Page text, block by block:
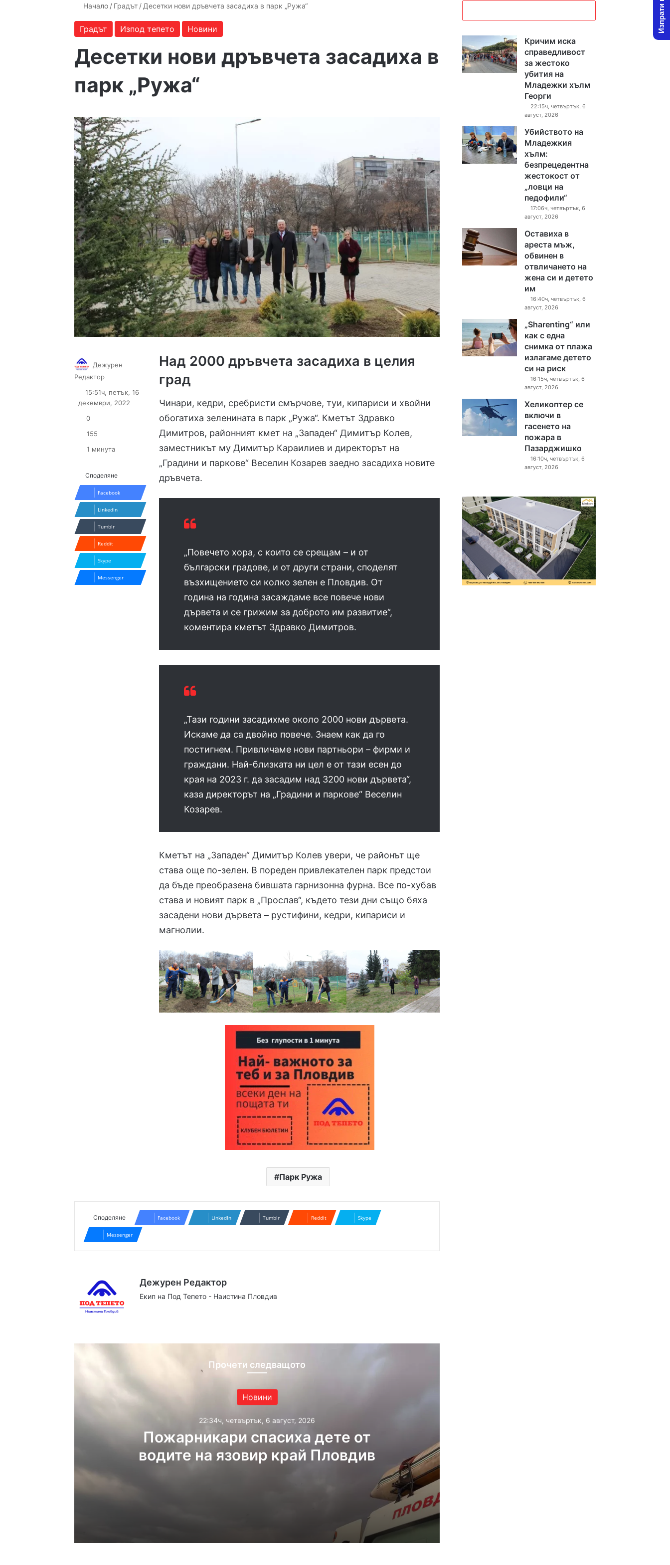
Начало / Градът / Десетки нови дръвчета засадиха в парк „Ружа“
Градът Изпод тепето Новини
Десетки нови дръвчета засадиха в
парк „Ружа“
Над 2000 дръвчета засадиха в целия
град
Чинари, кедри, сребристи смърчове, туи, кипариси и хвойни
обогатиха зеленината в парк „Ружа“. Кметът Здравко
Димитров, районният кмет на „Западен“ Димитър Колев,
заместникът му Димитър Караилиев и директорът на
„Градини и паркове“ Веселин Козарев заедно засадиха новите
дръвчета.
„Повечето хора, с които се срещам – и от
български градове, и от други страни, споделят
възхищението си колко зелен е Пловдив. От
година на година засаждаме все повече нови
дървета и се грижим за доброто им развитие“,
коментира кметът Здравко Димитров.
„Тази години засадихме около 2000 нови дървета.
Искаме да са двойно повече. Знаем как да го
постигнем. Привличаме нови партньори – фирми и
граждани. Най-близката ни цел е от тази есен до
края на 2023 г. да засадим над 3200 нови дървета“,
каза директорът на „Градини и паркове“ Веселин
Козарев.
Кметът на „Западен“ Димитър Колев увери, че районът ще
става още по-зелен. В пореден привлекателен парк предстои
да бъде преобразена бившата гарнизонна фурна. Все по-хубав
става и новият парк в „Прослав“, където тези дни също бяха
засадени нови дървета – рустифини, кедри, кипариси и
магнолии.
Парк Ружа
Дежурен
Редактор
X email
15:51ч, петък, 16
декември, 2022
0
155
1 минута
Споделяне
Facebook
LinkedIn
Tumblr
Reddit
Skype
Messenger
Споделяне Facebook LinkedIn Tumblr Reddit Skype
Messenger
Дежурен Редактор
Екип на Под Тепето - Наистина Пловдив
Прочети следващото
Новини
22:34ч, четвъртък, 6 август, 2026
Пожарникари спасиха дете от
водите на язовир край Пловдив
Пожарникари спасиха дете от водите на язовир край Пловдив
Кричим иска
справедливост
за жестоко
убития на
Младежки хълм
Георги
22:15ч, четвъртък, 6
август, 2026
Убийството на
Младежкия
хълм:
безпрецедентна
жестокост от
„ловци на
педофили“
17:06ч, четвъртък, 6
август, 2026
Оставиха в
ареста мъж,
обвинен в
отвличането на
жена си и детето
им
16:40ч, четвъртък, 6
август, 2026
„Sharenting“ или
как с една
снимка от плажа
излагаме детето
си на риск
16:15ч, четвъртък, 6
август, 2026
Хеликоптер се
включи в
гасенето на
пожара в
Пазарджишко
16:10ч, четвъртък, 6
август, 2026